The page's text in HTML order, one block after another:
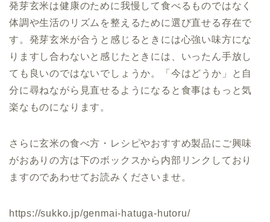
発芽玄米は健康のために我慢して食べるものではなく
体調や生活のリズムを整えるために選び直せる存在で
す。発芽玄米が合うと感じるときには心強い味方にな
りますし合わないと感じたときには、いったん手放し
ても良いのではないでしょうか。「今はどうか」と自
分に尋ねながら見直せるようになると食事はもっと気
楽なものになります。
さらに玄米の食べ方・レシピやおすすめ製品にご興味
がおありの方は下のボックスから内部リンクしており
ますのであわせてお読みくださいませ。
https://sukko.jp/genmai-hatuga-hutoru/